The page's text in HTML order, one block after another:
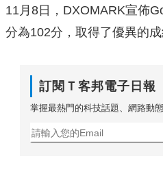
11月8日，DXOMARK宣佈
分為102分，取得了優異的成
訂閱Ｔ客邦電子日報
掌握最熱門的科技話題、網路動